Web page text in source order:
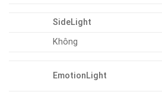
SideLight
Không
EmotionLight